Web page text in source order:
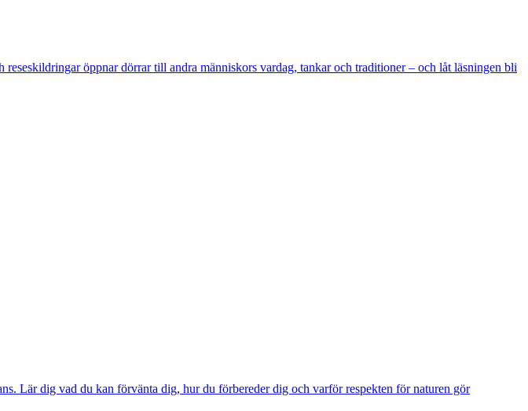
öppnar dörrar till andra människors vardag, tankar och traditioner – och låt läsningen bli
Lär dig vad du kan förvänta dig, hur du förbereder dig och varför respekten för naturen gör